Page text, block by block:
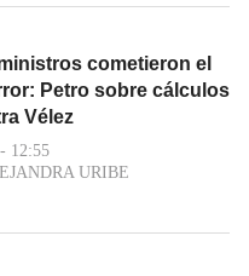
cometieron el
Petro sobre cálculos
Vélez
12:55
URIBE